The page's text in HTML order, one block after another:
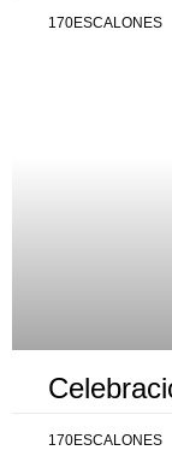
170ESCALONES
170ESCALONES